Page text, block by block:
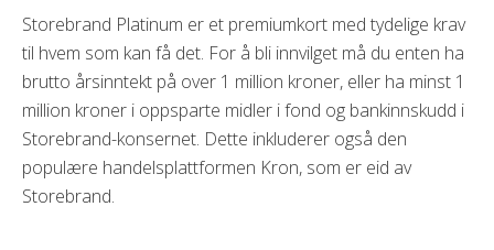
Storebrand Platinum er et premiumkort med tydelige krav
til hvem som kan få det. For å bli innvilget må du enten ha
brutto årsinntekt på over 1 million kroner, eller ha minst 1
million kroner i oppsparte midler i fond og bankinnskudd i
Storebrand-konsernet. Dette inkluderer også den
populære handelsplattformen Kron, som er eid av
Storebrand.